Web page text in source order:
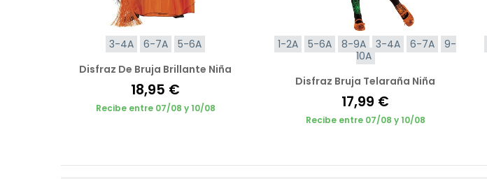
3-4A 6-7A
5-6A
Disfraz De Bruja Brillante Niña
18,95 €
Recibe entre 07/08 y 10/08
1-2A 5-6A 8-9A 3-4A 6-7A
9-
10A
Disfraz Bruja Telaraña Niña
17,99 €
Recibe entre 07/08 y 10/08